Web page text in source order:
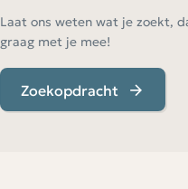
Laat ons weten wat je zoekt,
graag met je mee!
Zoekopdracht